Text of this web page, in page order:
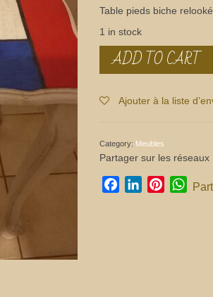
Table pieds biche
1 in stock
Table
originale
relookée
quantity
ADD TO CART
Ajouter à la liste
Category: Meubles
Partager sur les réseaux
FacebookLinkedInPinterest